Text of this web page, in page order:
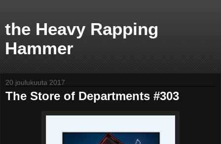
the Heavy Rapping
Hammer
20 joulukuuta 2017
The Store of Departments #303